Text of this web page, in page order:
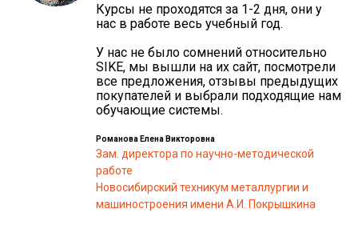
Курсы не проходятся за 1-2 дня, они у
нас в работе весь учебный год.
У нас не было сомнений относительно
SIKE, мы вышли на их сайт, посмотрели
все предложения, отзывы предыдущих
покупателей и выбрали подходящие нам
обучающие системы.
Романова Елена Викторовна
Зам. директора по научно-методической
работе
Новосибирский техникум металлургии и
машиностроения имени А.И. Покрышкина